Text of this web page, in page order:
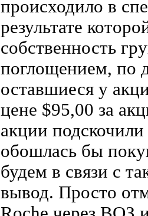
происходило в
результате
собственность
поглощением, по
оставшиеся у
цене $95,00 за
акции
обошлась бы
будем в связи с
вывод. Просто